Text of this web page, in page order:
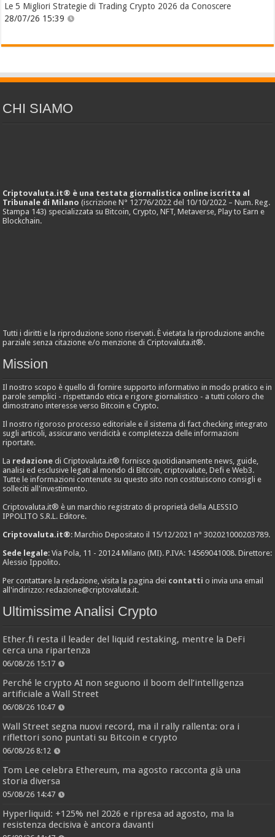
Le 5 Migliori Strategie di Trading Crypto 2026 da Conoscere
28/07/26 15:39
CHI SIAMO
Criptovaluta.it® è una testata giornalistica online iscritta al
Tribunale di Milano (iscrizione N° 12776/2022 del 10/10/2022 – Num. Reg.
Stampa 143) specializzata su Bitcoin, Crypto, NFT, Metaverse, Play to Earn e
Blockchain.
Tutti i diritti e la riproduzione sono riservati. È vietata la riproduzione anche
parziale senza citazione e/o menzione di Criptovaluta.it®.
Mission
Il nostro scopo è quello di fornire supporto informativo in modo pratico e in
parole semplici - rispettando etica e rigore giornalistico - a tutti coloro che
dimostrano interesse verso Bitcoin e Crypto.
Il nostro rigoroso processo editoriale e il sistema di fact checking integrato
sugli articoli, assicurano veridicità e completezza delle informazioni
riportate.
La redazione di Criptovaluta.it® fornisce quotidianamente news, guide,
analisi ed esclusive legati al mondo di Bitcoin, criptovalute, Defi e Web3.
Tutte le informazioni contenute su questo sito non costituiscono consigli e
solleciti all'investimento.
Criptovaluta.it® è un marchio registrato di proprietà della ALESSIO
IPPOLITO S.R.L. Editore.
Criptovaluta.it®: Marchio Depositato il 15/12/2021 n° 302021000203789.
Sede legale: Via Pola, 11 - 20124 Milano (MI). P.IVA: 14569041008. Direttore:
Alessio Ippolito.
Per contattare la redazione, visita la pagina dei contatti o invia una email
all'indirizzo:redazione@criptovaluta.it.
Ultimissime Analisi Crypto
Ether.fi resta il leader del liquid restaking, mentre la DeFi
cerca una ripartenza
06/08/26 15:17
Perché le crypto AI non seguono il boom dell’intelligenza
artificiale a Wall Street
06/08/26 10:47
Wall Street segna nuovi record, ma il rally rallenta: ora i
riflettori sono puntati su Bitcoin e crypto
06/08/26 8:12
Tom Lee celebra Ethereum, ma agosto racconta già una
storia diversa
05/08/26 14:47
Hyperliquid: +125% nel 2026 e ripresa ad agosto, ma la
resistenza decisiva è ancora davanti